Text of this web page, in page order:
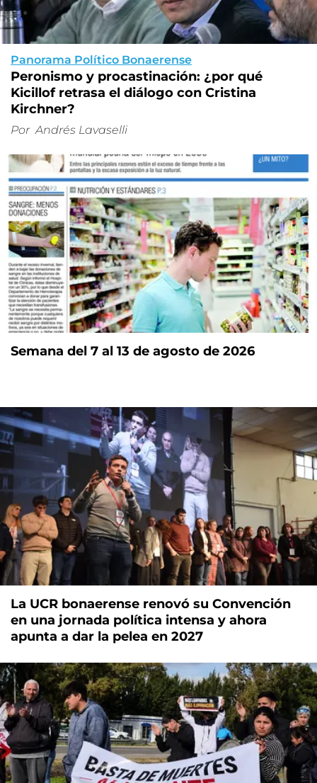
Panorama Político Bonaerense
Peronismo y procastinación: ¿por qué
Kicillof retrasa el diálogo con Cristina
Kirchner?
Por Andrés Lavaselli
Semana del 7 al 13 de agosto de 2026
La UCR bonaerense renovó su Convención
en una jornada política intensa y ahora
apunta a dar la pelea en 2027